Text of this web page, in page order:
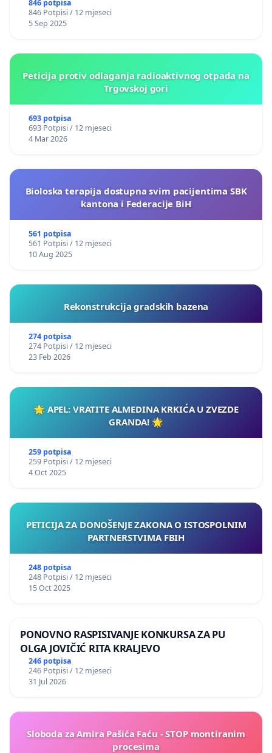
846 potpisa
846 Potpisi / 12 mjeseci
5 Sep 2025
Peticija protiv odlaganja radioaktivnog otpada na
Trgovskoj gori
693 potpisa
693 Potpisi / 12 mjeseci
4 Mar 2026
Bioloska terapija dostupna svim pacijentima SBK
kantona i Federacije BiH
561 potpisa
561 Potpisi / 12 mjeseci
10 Aug 2025
Rekonstrukcija gradskih bazena
274 potpisa
274 Potpisi / 12 mjeseci
23 Feb 2026
🌟 APEL: VRATITE ALMEDINA KRKIĆA U ZVEZDE
GRANDA! 🌟
259 potpisa
259 Potpisi / 12 mjeseci
4 Oct 2025
PETICIJA ZA DONOŠENJE ZAKONA O ISTOSPOLNIM
PARTNERSTVIMA FBIH
248 potpisa
248 Potpisi / 12 mjeseci
15 Oct 2025
PONOVNO RASPISIVANJE KONKURSA ZA PU
OLGA JOVIČIĆ RITA KRALJEVO
246 potpisa
246 Potpisi / 12 mjeseci
31 Jul 2026
Sloboda za Amira Pašića Faću - STOP montiranim
procesima